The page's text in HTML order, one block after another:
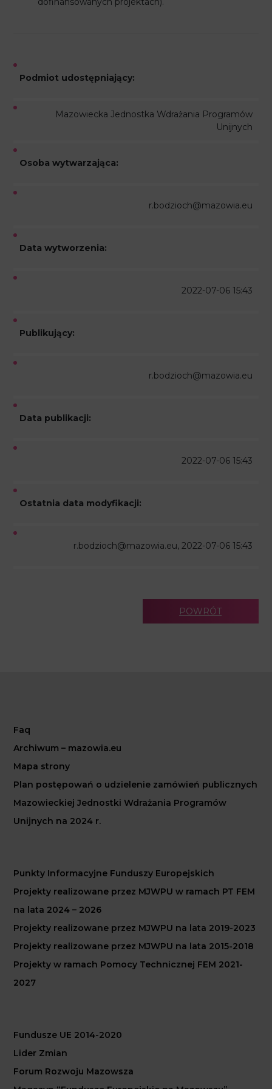
Podmiot udostępniający:
Mazowiecka Jednostka Wdrażania Programów
Unijnych
Osoba wytwarzająca:
r.bodzioch@mazowia.eu
Data wytworzenia:
2022-07-06 15:43
Publikujący:
r.bodzioch@mazowia.eu
Data publikacji:
2022-07-06 15:43
Ostatnia data modyfikacji:
r.bodzioch@mazowia.eu, 2022-07-06 15:43
POWRÓT
Faq
Archiwum – mazowia.eu
Mapa strony
Plan postępowań o udzielenie zamówień publicznych
Mazowieckiej Jednostki Wdrażania Programów
Unijnych na 2024 r.
Punkty Informacyjne Funduszy Europejskich
Projekty realizowane przez MJWPU w ramach PT FEM
na lata 2024 – 2026
Projekty realizowane przez MJWPU na lata 2019-2023
Projekty realizowane przez MJWPU na lata 2015-2018
Projekty w ramach Pomocy Technicznej FEM 2021-
2027
Fundusze UE 2014-2020
Lider Zmian
Forum Rozwoju Mazowsza